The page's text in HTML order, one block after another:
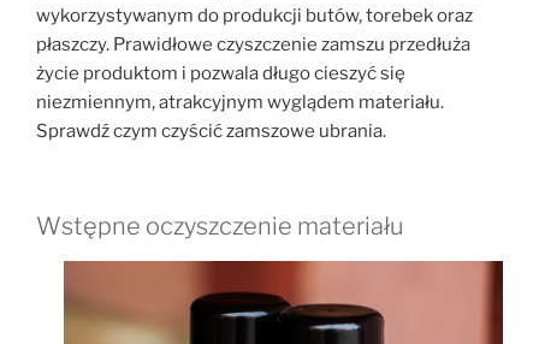
wykorzystywanym do produkcji butów, torebek oraz
płaszczy. Prawidłowe czyszczenie zamszu przedłuża
życie produktom i pozwala długo cieszyć się
niezmiennym, atrakcyjnym wyglądem materiału.
Sprawdź czym czyścić zamszowe ubrania.
Wstępne oczyszczenie materiału